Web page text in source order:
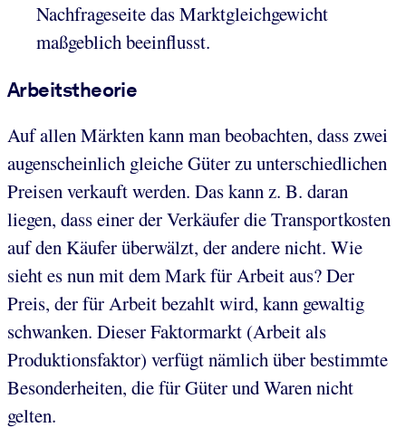
Nachfrageseite das Marktgleichgewicht
maßgeblich beeinflusst.
Arbeitstheorie
Auf allen Märkten kann man beobachten, dass zwei
augenscheinlich gleiche Güter zu unterschiedlichen
Preisen verkauft werden. Das kann z. B. daran
liegen, dass einer der Verkäufer die Transportkosten
auf den Käufer überwälzt, der andere nicht. Wie
sieht es nun mit dem Mark für Arbeit aus? Der
Preis, der für Arbeit bezahlt wird, kann gewaltig
schwanken. Dieser Faktormarkt (Arbeit als
Produktionsfaktor) verfügt nämlich über bestimmte
Besonderheiten, die für Güter und Waren nicht
gelten.